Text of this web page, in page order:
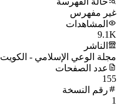
غير مفهرس
المشاهدات
9.1K
الناشر
مجلة الوعي الإسلامي - الكويت
عدد الصفحات
155
رقم النسخة
1